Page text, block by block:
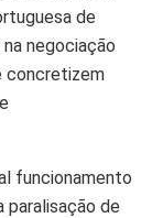
de
negociação
concretizem
funcionamento
paralisação de